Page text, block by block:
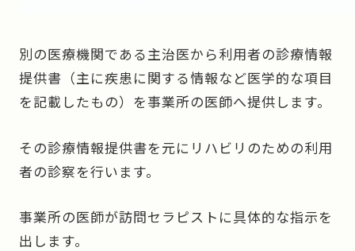
別の医療機関である主治医から利用者の診療情報
提供書（主に疾患に関する情報など医学的な項目
を記載したもの）を事業所の医師へ提供します。
その診療情報提供書を元にリハビリのための利用
者の診察を行います。
事業所の医師が訪問セラピストに具体的な指示を
出します。